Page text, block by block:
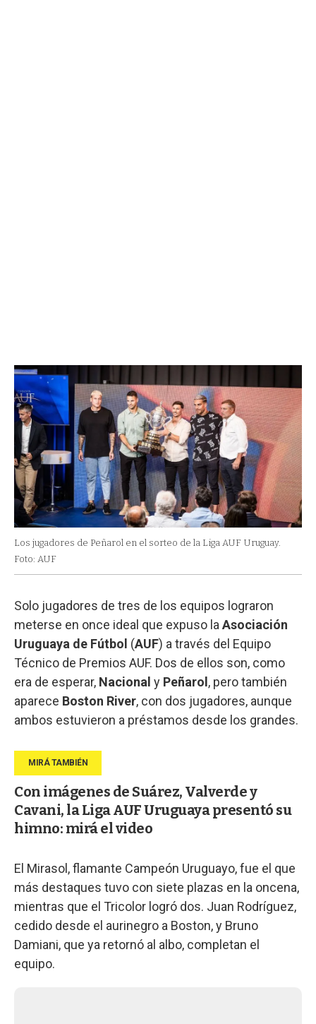
Los jugadores de Peñarol en el sorteo de la Liga AUF Uruguay.
Foto: AUF
Solo jugadores de tres de los equipos lograron
meterse en once ideal que expuso la Asociación
Uruguaya de Fútbol (AUF) a través del Equipo
Técnico de Premios AUF. Dos de ellos son, como
era de esperar, Nacional y Peñarol, pero también
aparece Boston River, con dos jugadores, aunque
ambos estuvieron a préstamos desde los grandes.
Con imágenes de Suárez, Valverde y
Cavani, la Liga AUF Uruguaya presentó su
himno: mirá el video
El Mirasol, flamante Campeón Uruguayo, fue el que
más destaques tuvo con siete plazas en la oncena,
mientras que el Tricolor logró dos. Juan Rodríguez,
cedido desde el aurinegro a Boston, y Bruno
Damiani, que ya retornó al albo, completan el
equipo.